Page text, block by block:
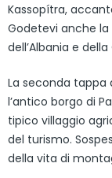
Kassopítra,
Godetevi anche
dell’Albania e
La seconda tappa
l’antico borgo di
tipico villaggio
del turismo.
della vita di